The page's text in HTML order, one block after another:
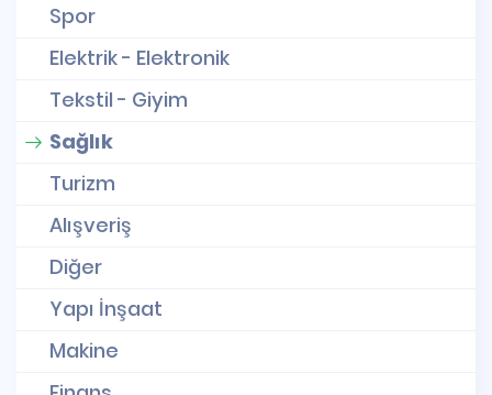
Spor
Elektrik - Elektronik
Tekstil - Giyim
Sağlık
Turizm
Alışveriş
Diğer
Yapı İnşaat
Makine